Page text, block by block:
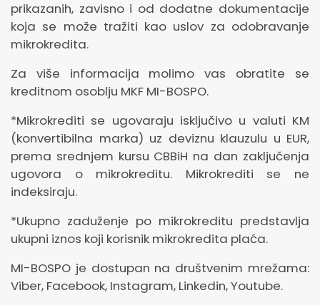
prikazanih, zavisno i od dodatne dokumentacije
koja se može tražiti kao uslov za odobravanje
mikrokredita.
Za više informacija molimo vas obratite se
kreditnom osoblju MKF MI-BOSPO.
*Mikrokrediti se ugovaraju isključivo u valuti KM
(konvertibilna marka) uz deviznu klauzulu u EUR,
prema srednjem kursu CBBiH na dan zaključenja
ugovora o mikrokreditu. Mikrokrediti se ne
indeksiraju.
*Ukupno zaduženje po mikrokreditu predstavlja
ukupni iznos koji korisnik mikrokredita plaća.
MI-BOSPO je dostupan na društvenim mrežama:
Viber, Facebook, Instagram, Linkedin, Youtube.